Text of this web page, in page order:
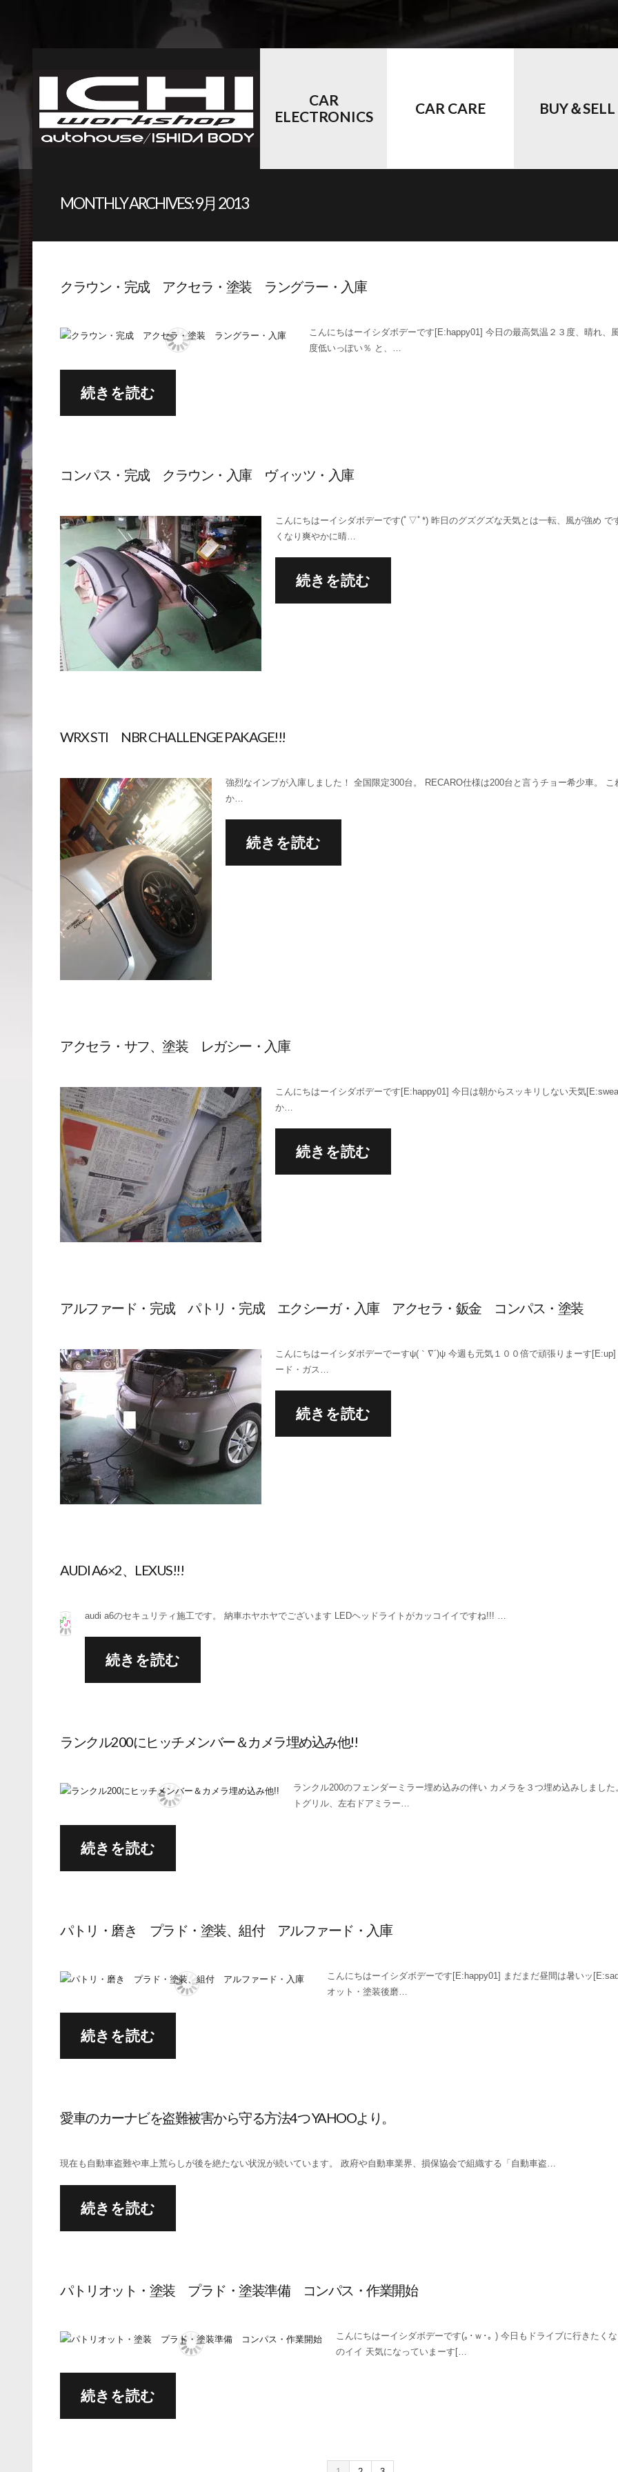
CAR
ELECTRONICS
CAR CARE BUY＆SELL
MONTHLY ARCHIVES:9月 2013
クラウン・完成 アクセラ・塗装 ラングラー・入庫
こんにちはーイシダボデーです[E:happy01] 今日の最高気温２３度、晴れ、
度低いっぽい％ と、…
続きを読む
コンパス・完成 クラウン・入庫 ヴィッツ・入庫
こんにちはーイシダボデーです(ﾟ▽ﾟ*) 昨日のグズグズな天気とは一転、風が強め で
くなり爽やかに晴…
続きを読む
WRX STI NBR CHALLENGE PAKAGE!!!
強烈なインプが入庫しました！ 全国限定300台。 RECARO仕様は200台と言うチョー希少車。 こ
か…
続きを読む
アクセラ・サフ、塗装 レガシー・入庫
こんにちはーイシダボデーです[E:happy01] 今日は朝からスッキリしない天気
か…
続きを読む
アルファード・完成 パトリ・完成 エクシーガ・入庫 アクセラ・鈑金 コンパス・塗装
こんにちはーイシダボデーでーすψ(｀∇´)ψ 今週も元気１００倍で頑張りまーす
ード・ガス…
続きを読む
AUDI A6×2、LEXUS!!!
audi a6のセキュリティ施工です。 納車ホヤホヤでございます LEDヘッドライトがカッコイイですね!!! …
続きを読む
ランクル200にヒッチメンバー＆カメラ埋め込み他!!
ランクル200のフェンダーミラー埋め込みの伴い カメラを３つ埋め込みしました
トグリル、左右ドアミラー…
続きを読む
パトリ・磨き プラド・塗装、組付 アルファード・入庫
こんにちはーイシダボデーです[E:happy01] まだまだ昼間は暑いッ
オット・塗装後磨…
続きを読む
愛車のカーナビを盗難被害から守る方法4つ YAHOOより。
現在も自動車盗難や車上荒らしが後を絶たない状況が続いています。 政府や自動車業界、損保協会で組織する「自動車盗…
続きを読む
パトリオット・塗装 プラド・塗装準備 コンパス・作業開始
こんにちはーイシダボデーです(｡･ｗ･｡ ) 今日もドライブに行きたく
のイイ 天気になっていまーす[…
続きを読む